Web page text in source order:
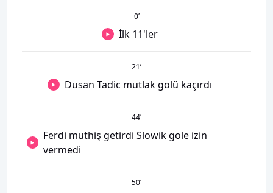
0’
İlk 11'ler
21’
Dusan Tadic mutlak golü kaçırdı
44’
Ferdi müthiş getirdi Slowik gole izin
vermedi
50’